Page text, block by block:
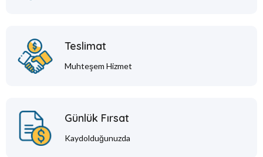
Teslimat
Muhteşem Hizmet
Günlük Fırsat
Kaydolduğunuzda